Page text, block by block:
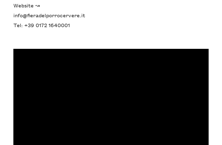
Website ↝
info@fieradelporrocervere.it
Tel: +39 0172 1640001